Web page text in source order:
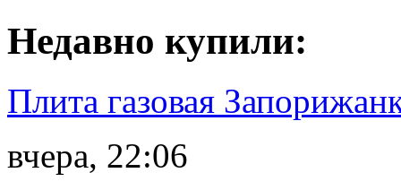
Недавно купили:
Плита газовая
вчера, 22:06